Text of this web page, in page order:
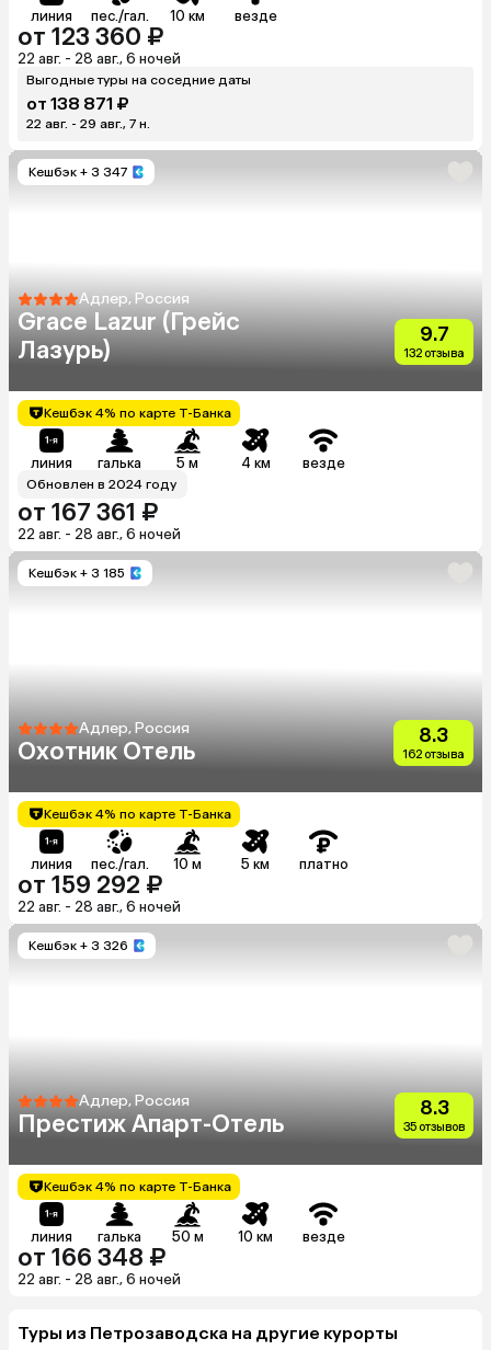
линия пес./гал. 10 км везде
от 123 360 ₽
22 авг. - 28 авг., 6 ночей
Выгодные туры на соседние даты
от 138 871 ₽
22 авг. - 29 авг., 7 н.
Кешбэк + 3 347
Адлер, Россия
Grace Lazur (Грейс
Лазурь)
9.7
132 отзыва
Кешбэк 4% по карте Т-Банка
линия галька 5 м 4 км везде
Обновлен в 2024 году
от 167 361 ₽
22 авг. - 28 авг., 6 ночей
Кешбэк + 3 185
Адлер, Россия
Охотник Отель
8.3
162 отзыва
Кешбэк 4% по карте Т-Банка
линия пес./гал. 10 м 5 км платно
от 159 292 ₽
22 авг. - 28 авг., 6 ночей
Кешбэк + 3 326
Адлер, Россия
Престиж Апарт-Отель
8.3
35 отзывов
Кешбэк 4% по карте Т-Банка
линия галька 50 м 10 км везде
от 166 348 ₽
22 авг. - 28 авг., 6 ночей
Туры из Петрозаводска на другие курорты